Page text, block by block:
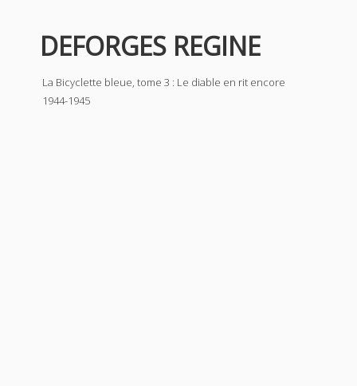
DEFORGES REGINE
La Bicyclette bleue, tome 3 : Le diable en rit encore
1944-1945